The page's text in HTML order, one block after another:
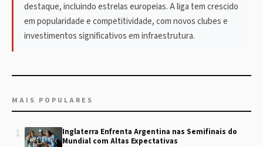
destaque, incluindo estrelas europeias. A liga tem crescido
em popularidade e competitividade, com novos clubes e
investimentos significativos em infraestrutura.
MAIS POPULARES
1
Inglaterra Enfrenta Argentina nas Semifinais do
Mundial com Altas Expectativas